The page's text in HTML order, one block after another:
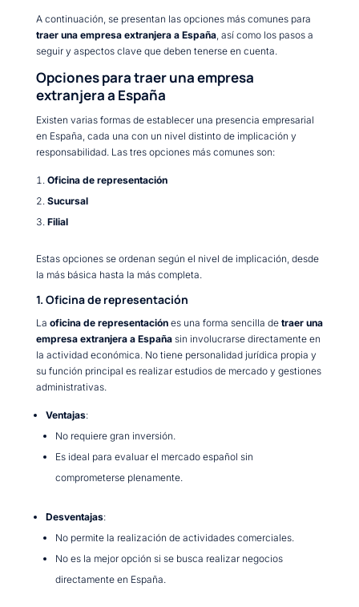
A continuación, se presentan las opciones más comunes para
traer una empresa extranjera a España, así como los pasos a
seguir y aspectos clave que deben tenerse en cuenta.
Opciones para traer una empresa
extranjera a España
Existen varias formas de establecer una presencia empresarial
en España, cada una con un nivel distinto de implicación y
responsabilidad. Las tres opciones más comunes son:
Oficina de representación
Sucursal
Filial
Estas opciones se ordenan según el nivel de implicación, desde
la más básica hasta la más completa.
1. Oficina de representación
La oficina de representaciónes una forma sencilla de traer una
empresa extranjera a Españasin involucrarse directamente en
la actividad económica. No tiene personalidad jurídica propia y
su función principal es realizar estudios de mercado y gestiones
administrativas.
Ventajas:
No requiere gran inversión.
Es ideal para evaluar el mercado español sin
comprometerse plenamente.
Desventajas:
No permite la realización de actividades comerciales.
No es la mejor opción si se busca realizar negocios
directamente en España.